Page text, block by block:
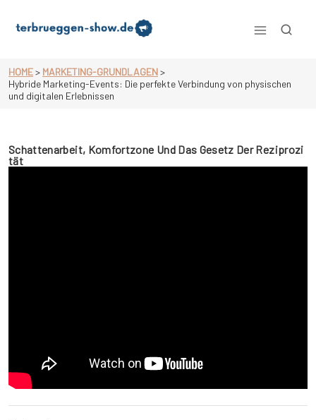
content
HOME> MARKETING-GRUNDLAGEN>
Hybride Marketing-Events: Die perfekte Verbindung von physischen
und digitalen Erlebnissen
Schattenarbeit, Komfortzone Und Das Gesetz Der Reziprozi
Tät